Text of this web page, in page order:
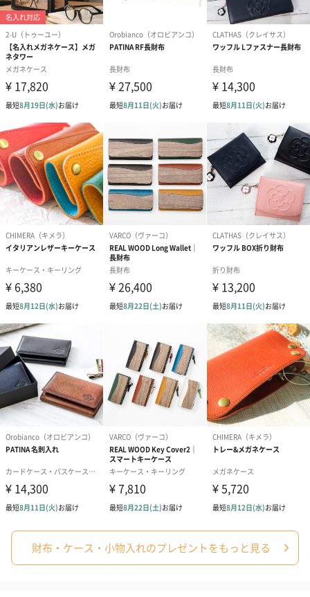
シワ・シボ、また血管が通っていた後である血筋や、
元々その動物が持っている傷跡は本革である証左で
す。また、トラと呼ばれるシワによる縞模様は、革好
きの方に珍重されるものでもあります。
アイテム1点1点に表れ方は異なり、ふたつとして同じ
いただければ幸いです。
素材
牛革、（裏地）シャンタン
財布・ケース・小物入れのプレゼントをもっと見る